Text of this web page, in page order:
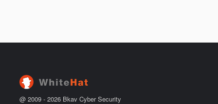
@ 2009 - 2026 Bkav Cyber Security